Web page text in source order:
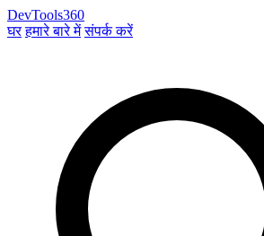
DevTools360
घर हमारे बारे में संपर्क करें